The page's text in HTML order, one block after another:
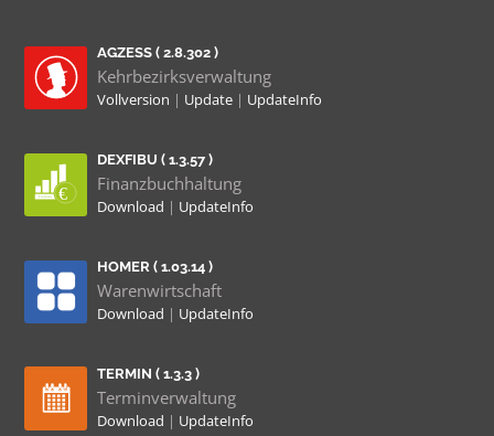
AGZESS ( 2.8.302 )
Kehrbezirksverwaltung
Vollversion | Update | UpdateInfo
DEXFIBU ( 1.3.57 )
Finanzbuchhaltung
Download | UpdateInfo
HOMER ( 1.03.14 )
Warenwirtschaft
Download | UpdateInfo
TERMIN ( 1.3.3 )
Terminverwaltung
Download | UpdateInfo